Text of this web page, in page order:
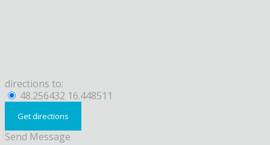
directions to:
48.256432 16.448511
Send Message